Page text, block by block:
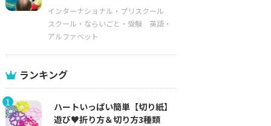
インターナショナル・プリスクール
スクール・ならいごと・受験
英語・
アルファベット
ランキング
1
ハートいっぱい簡単【切り紙】
遊び♥折り方＆切り方3種類